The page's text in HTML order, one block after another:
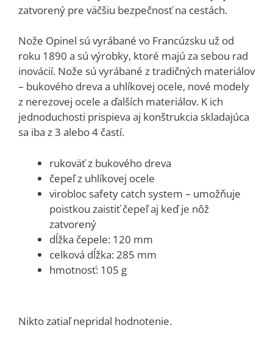
zatvorený pre väčšiu bezpečnosť na cestách.
Nože Opinel sú vyrábané vo Francúzsku už od
roku 1890 a sú výrobky, ktoré majú za sebou rad
inovácií. Nože sú vyrábané z tradičných materiálov
– bukového dreva a uhlíkovej ocele, nové modely
z nerezovej ocele a ďalších materiálov. K ich
jednoduchosti prispieva aj konštrukcia skladajúca
sa iba z 3 alebo 4 častí.
rukoväť z bukového dreva
čepeľ z uhlíkovej ocele
virobloc safety catch system – umožňuje
poistkou zaistiť čepeľ aj keď je nôž
zatvorený
dĺžka čepele: 120 mm
celková dĺžka: 285 mm
hmotnosť: 105 g
Nikto zatiaľ nepridal hodnotenie.